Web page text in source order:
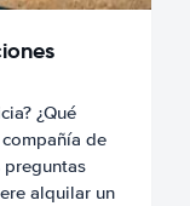
¿Qué
de
preguntas
alquilar un